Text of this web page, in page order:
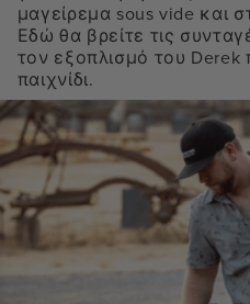
μαγείρεμα sous vide και
Εδώ θα βρείτε τις
τον εξοπλισμό του
παιχνίδι.